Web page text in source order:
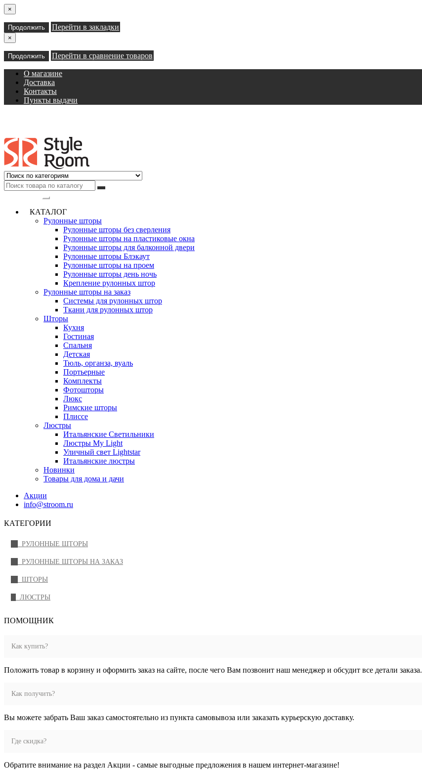
×
Продолжить Перейти в закладки
×
Продолжить Перейти в сравнение товаров
О магазине
Доставка
Контакты
Пункты выдачи
КАТАЛОГ
Рулонные шторы
Рулонные шторы без сверления
Рулонные шторы на пластиковые окна
Рулонные шторы для балконной двери
Рулонные шторы Блэкаут
Рулонные шторы на проем
Рулонные шторы день ночь
Крепление рулонных штор
Рулонные шторы на заказ
Системы для рулонных штор
Ткани для рулонных штор
Шторы
Кухня
Гостиная
Спальня
Детская
Тюль, органза, вуаль
Портьерные
Комплекты
Фотошторы
Люкс
Римские шторы
Плиссе
Люстры
Итальянские Светильники
Люстры My Light
Уличный свет Lightstar
Итальянские люстры
Новинки
Товары для дома и дачи
Акции
info@stroom.ru
КАТЕГОРИИ
РУЛОННЫЕ ШТОРЫ
РУЛОННЫЕ ШТОРЫ НА ЗАКАЗ
ШТОРЫ
ЛЮСТРЫ
ПОМОЩНИК
Как купить?
Положить товар в корзину и оформить заказ на сайте, после чего Вам позвонит наш менеджер и обсудит все детали заказа.
Как получить?
Вы можете забрать Ваш заказ самостоятельно из пункта самовывоза или заказать курьерскую доставку.
Где скидка?
Обратите внимание на раздел Акции - самые выгодные предложения в нашем интернет-магазине!